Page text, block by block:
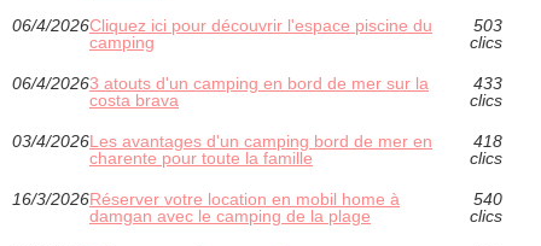
06/4/2026Cliquez ici pour découvrir l'espace piscine du
camping
503
clics
06/4/20263 atouts d'un camping en bord de mer sur la
costa brava
433
clics
03/4/2026Les avantages d'un camping bord de mer en
charente pour toute la famille
418
clics
16/3/2026Réserver votre location en mobil home à
damgan avec le camping de la plage
540
clics